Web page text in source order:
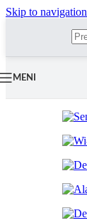
Skip to navigation
MENI